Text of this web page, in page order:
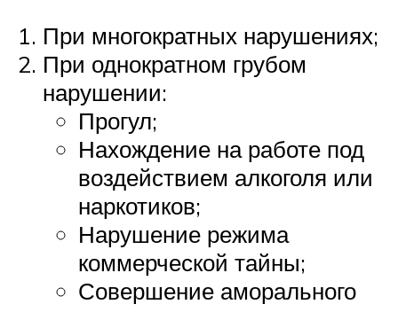
При многократных нарушениях;
При однократном грубом
нарушении:
Прогул;
Нахождение на работе под
воздействием алкоголя или
наркотиков;
Нарушение режима
коммерческой тайны;
Совершение аморального